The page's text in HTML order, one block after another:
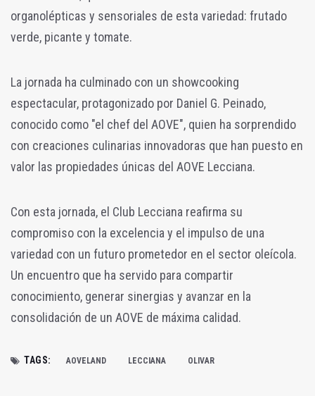
organolépticas y sensoriales de esta variedad: frutado
verde, picante y tomate.
La jornada ha culminado con un showcooking
espectacular, protagonizado por Daniel G. Peinado,
conocido como "el chef del AOVE", quien ha sorprendido
con creaciones culinarias innovadoras que han puesto en
valor las propiedades únicas del AOVE Lecciana.
Con esta jornada, el Club Lecciana reafirma su
compromiso con la excelencia y el impulso de una
variedad con un futuro prometedor en el sector oleícola.
Un encuentro que ha servido para compartir
conocimiento, generar sinergias y avanzar en la
consolidación de un AOVE de máxima calidad.
TAGS: AOVELAND LECCIANA OLIVAR